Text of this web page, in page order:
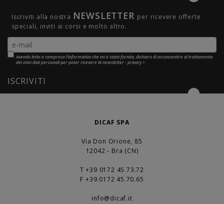
Iscriviti alla nostra NEWSLETTER per ricevere offerte
speciali, inviti ai corsi e molto altro.
Avendo letto e compreso l'informativa che mi è stata fornita, dichiaro di acconsentire al trattamento
dei miei dati personali per poter ricevere la newsletter -privacy >
ISCRIVITI
DICAF SPA
Via Don Orione, 85
12042 - Bra (CN)
T +39 0172 45.73.72
F +39.0172 45.70.65
info@dicaf.it